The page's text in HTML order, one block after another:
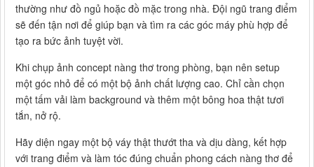
thường như đồ ngủ hoặc đồ mặc trong nhà. Đội ngũ trang điểm
sẽ đến tận nơi để giúp bạn và tìm ra các góc máy phù hợp để
tạo ra bức ảnh tuyệt vời.
Khi chụp ảnh concept nàng thơ trong phòng, bạn nên setup
một góc nhỏ để có một bộ ảnh chất lượng cao. Chỉ cần chọn
một tấm vải làm background và thêm một bông hoa thật tươi
tắn, nở rộ.
Hãy diện ngay một bộ váy thật thướt tha và dịu dàng, kết hợp
với trang điểm và làm tóc đúng chuẩn phong cách nàng thơ để